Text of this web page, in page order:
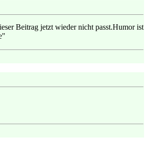
Beitrag jetzt wieder nicht passt.Humor ist